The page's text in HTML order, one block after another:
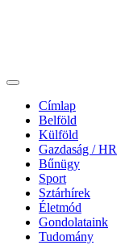
Címlap
Belföld
Külföld
Gazdaság / HR
Bűnügy
Sport
Sztárhírek
Életmód
Gondolataink
Tudomány